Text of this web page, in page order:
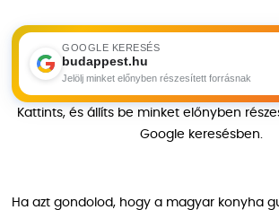
GOOGLE KERESÉS
budappest.hu
Jelölj minket előnyben részesített forrásnak
Kattints, és állíts be minket előnyben
Google keresésben.
Ha azt gondolod, hogy a magyar konyha